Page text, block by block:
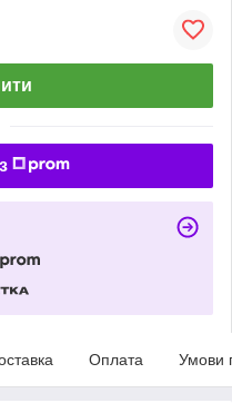
Оплата Умови